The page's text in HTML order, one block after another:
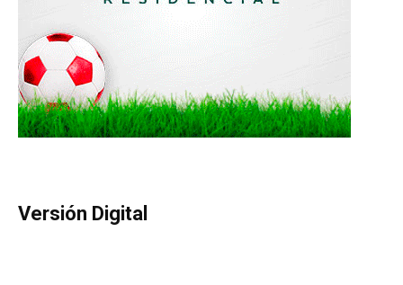
Versión Digital